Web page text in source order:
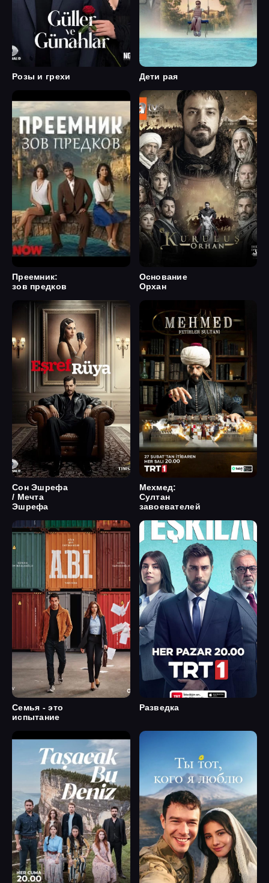
Розы и грехи Дети рая
Преемник:
зов предков
Основание
Орхан
Сон Эшрефа
/ Мечта
Эшрефа
Мехмед:
Султан
завоевателей
Семья - это
испытание
Разведка